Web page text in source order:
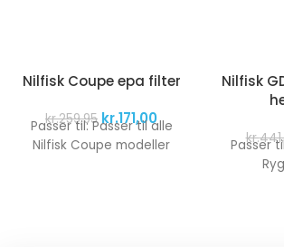
Nilfisk Coupe epa filter
kr.259,95 kr.171,00
Passer til: Passer til alle
Nilfisk Coupe modeller
Nilfisk
kr.
Passer